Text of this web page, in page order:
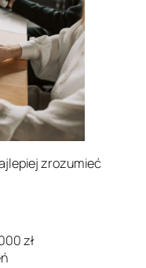
zrozumieć
zł